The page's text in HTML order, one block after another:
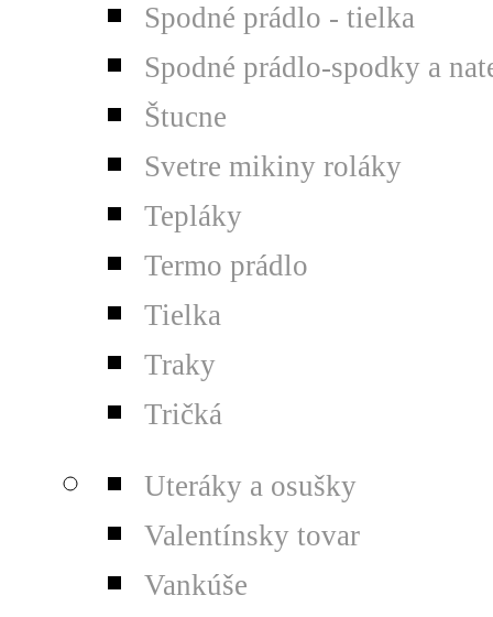
Spodné prádlo - tielka
Spodné prádlo-spodky a
Štucne
Svetre mikiny roláky
Tepláky
Termo prádlo
Tielka
Traky
Tričká
Uteráky a osušky
Valentínsky tovar
Vankúše